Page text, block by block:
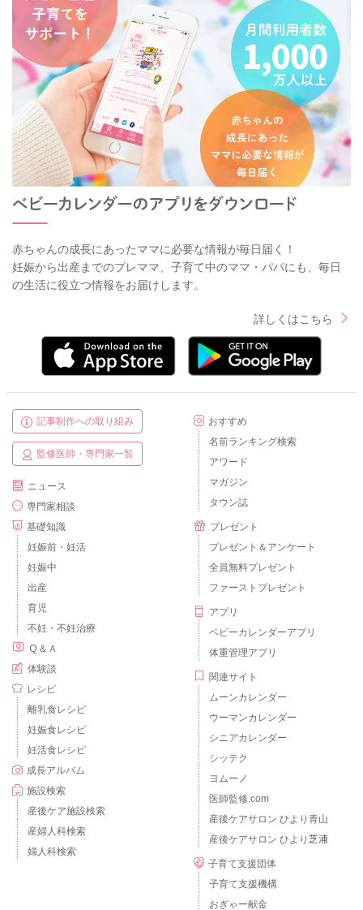
赤ちゃんの成長にあったママに必要な情報が毎日届く！
妊娠から出産までのプレママ、子育て中のママ・パパにも、毎日
の生活に役立つ情報をお届けします。
詳しくはこちら
記事制作への取り組み
監修医師・専門家一覧
ニュース
専門家相談
基礎知識
妊娠前・妊活
妊娠中
出産
育児
不妊・不妊治療
Ｑ＆Ａ
体験談
レシピ
離乳食レシピ
妊娠食レシピ
妊活食レシピ
成長アルバム
施設検索
産後ケア施設検索
産婦人科検索
婦人科検索
おすすめ
名前ランキング検索
アワード
マガジン
タウン誌
プレゼント
プレゼント＆アンケート
全員無料プレゼント
ファーストプレゼント
アプリ
ベビーカレンダーアプリ
体重管理アプリ
関連サイト
ムーンカレンダー
ウーマンカレンダー
シニアカレンダー
シッテク
ヨムーノ
医師監修.com
産後ケアサロン ひより青山
産後ケアサロン ひより芝浦
子育て支援団体
子育て支援機構
おぎゃー献金